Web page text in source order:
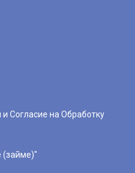
Согласие на Обработку
(займе)"